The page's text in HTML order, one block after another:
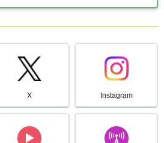
X Instagram